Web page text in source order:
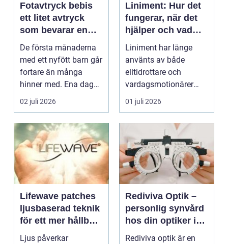
Fotavtryck bebis
ett litet avtryck
som bevarar en
stor stund
De första månaderna
med ett nyfött barn går
fortare än många
hinner med. Ena dagen
ryms hela foten i...
02 juli 2026
Liniment: Hur det
fungerar, när det
hjälper och vad
man bör tänka på
Liniment har länge
använts av både
elitidrottare och
vardagsmotionärer
för...
01 juli 2026
Lifewave patches
ljusbaserad teknik
för ett mer hållbart
välbefinnande
Ljus påverkar
Rediviva Optik –
personlig synvård
hos din optiker i
Uppsala
Rediviva optik är en